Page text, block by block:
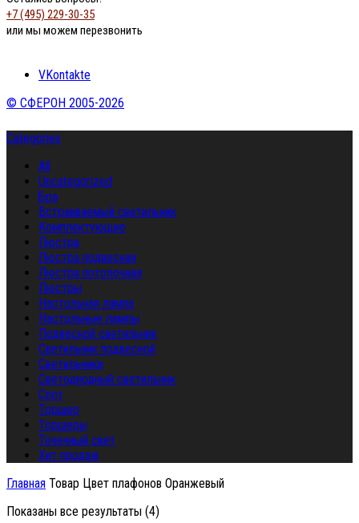
+7 (495) 229-30-35
или мы можем перезвонить
VKontakte
© СФЕРОН 2005-2026
Categories
All
Uncategorized
Бра
Встраиваемый светильник
Комплектующие
Люстра
Люстра подвесная
Люстра потолочная
Люстры
Настольная лампа
Настольные лампы
Подвесной светильник
Светильник подвесной
Светильники
Светодиодный светильник
Спот
Торшер
Торшеры
Точечный свет
Хит продаж
Главная Товар Цвет плафонов Оранжевый
Показаны все результаты (4)